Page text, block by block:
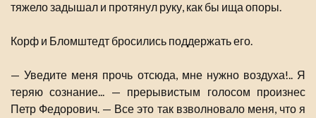
тяжело задышал и протянул руку, как бы ища опоры.
Корф и Бломштедт бросились поддержать его.
— Уведите меня прочь отсюда, мне нужно воздуха!.. Я
теряю сознание... — прерывистым голосом произнес
Петр Федорович. — Все это так взволновало меня, что я